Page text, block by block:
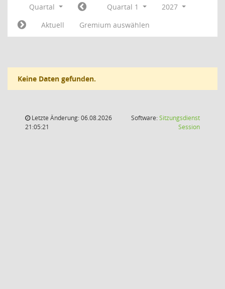
Quartal Quartal 1
2027
Aktuell
Gremium auswählen
Keine Daten gefunden.
Letzte Änderung: 06.08.2026
21:05:21
Software:Sitzungsdienst
Session(Wird in